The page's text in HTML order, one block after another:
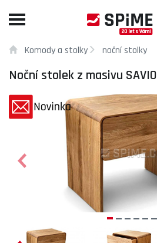
Toggle
Komody a stolky noční stolky
Noční stolek z masivu SAVIO